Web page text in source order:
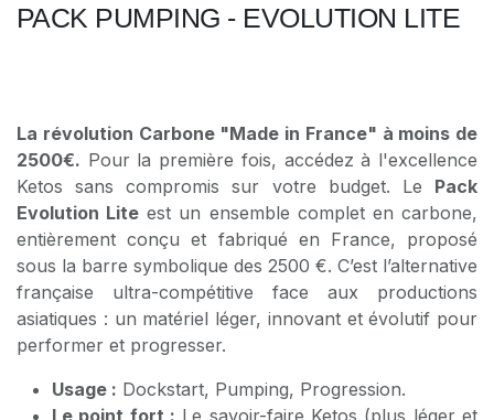
PACK PUMPING - EVOLUTION LITE
La révolution Carbone "Made in France" à moins de
2500€. Pour la première fois, accédez à l'excellence
Ketos sans compromis sur votre budget. Le Pack
Evolution Lite est un ensemble complet en carbone,
entièrement conçu et fabriqué en France, proposé
sous la barre symbolique des 2500 €. C’est l’alternative
française ultra-compétitive face aux productions
asiatiques : un matériel léger, innovant et évolutif pour
performer et progresser.
Usage : Dockstart, Pumping, Progression.
Le point fort : Le savoir-faire Ketos (plus léger et